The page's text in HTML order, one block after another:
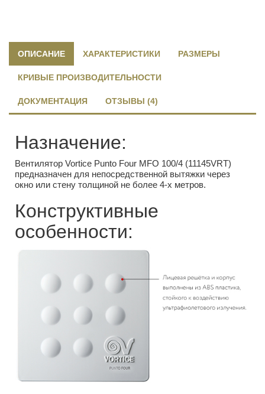
ОПИСАНИЕ ХАРАКТЕРИСТИКИ РАЗМЕРЫ
КРИВЫЕ ПРОИЗВОДИТЕЛЬНОСТИ
ДОКУМЕНТАЦИЯ ОТЗЫВЫ (4)
Назначение:
Вентилятор Vortice Punto Four MFO 100/4 (11145VRT)
предназначен для непосредственной вытяжки через
окно или стену толщиной не более 4-х метров.
Конструктивные
особенности: